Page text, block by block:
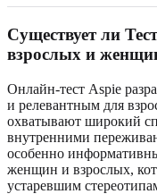
Существует ли
взрослых и
Онлайн-тест Aspie
и релевантным для
охватывают широкий
внутренними
особенно
женщин и взрослых,
устаревшим